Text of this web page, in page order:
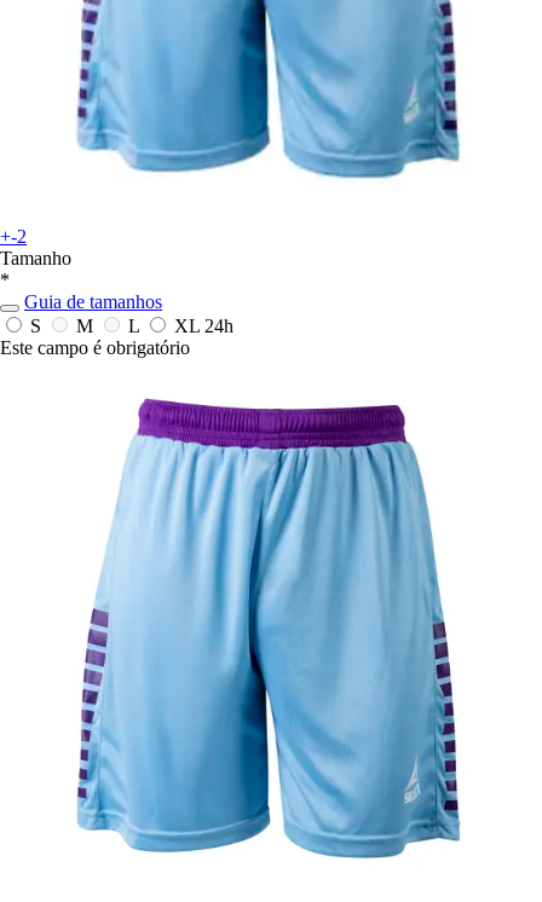
+-2
Tamanho
*
Guia de tamanhos
S
M L XL 24h
Este campo é obrigatório